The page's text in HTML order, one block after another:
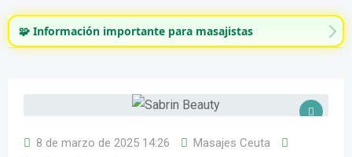
🧩 Información importante para masajistas
8 de marzo de 2025 14:26
Masajes Ceuta